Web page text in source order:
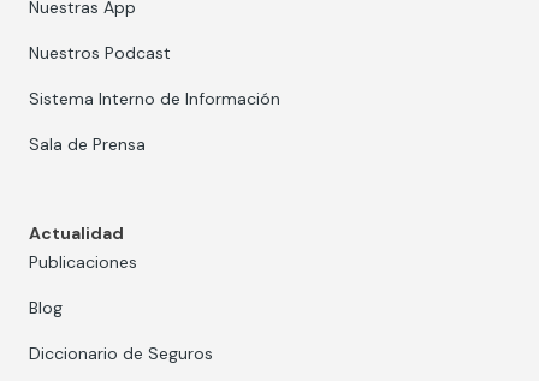
Nuestras App
Nuestros Podcast
Sistema Interno de Información
Sala de Prensa
Actualidad
Publicaciones
Blog
Diccionario de Seguros